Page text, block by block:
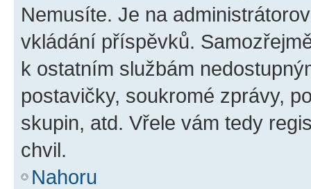
Nemusíte. Je na
vkládání příspěvků.
k ostatním službám
postavičky, soukromé zprávy,
skupin, atd. Vřele vám tedy
chvil.
Nahoru